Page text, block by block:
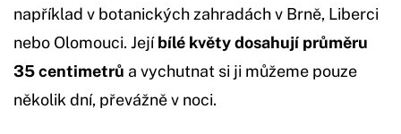
například v botanických zahradách v Brně, Liberci
nebo Olomouci. Jejíbílé květy dosahují průměru
35 centimetrů a vychutnat si ji můžeme pouze
několik dní, převážně v noci.